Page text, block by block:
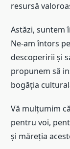
resursă
Astăzi, suntem
Ne-am întors
descoperirii și
propunem să
bogăția
Vă mulțumim
pentru voi,
și măreția